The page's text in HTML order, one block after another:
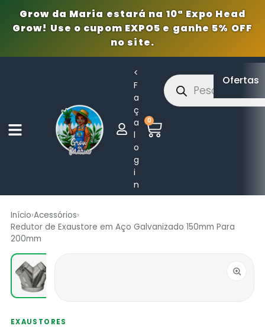
Grow da Maria estará na 10ª Expo Head
Grow! Use o cupom EXPO5 e ganhe 5% OFF
no site.
<
F
a
ç
a
l
o
g
i
n
0
Ofertas
Início›Acessórios›
Redutor de Exaustore em Aço Galvanizado 150mm Para
200mm
EXAUSTORES